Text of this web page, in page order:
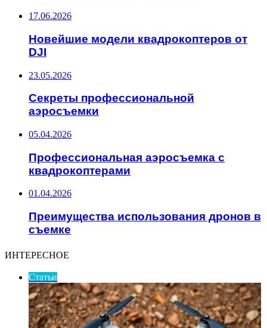
17.06.2026
Новейшие модели квадрокоптеров от
DJI
23.05.2026
Секреты профессиональной
аэросъемки
05.04.2026
Профессиональная аэросъемка с
квадрокоптерами
01.04.2026
Преимущества использования дронов в
съемке
ИНТЕРЕСНОЕ
Статьи